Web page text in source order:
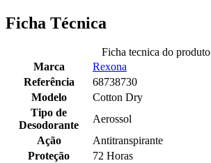
Ficha Técnica
Ficha tecnica do produto
Marca
Rexona
Referência
68738730
Modelo
Cotton Dry
Tipo de
Desodorante
Aerossol
Ação
Antitranspirante
Proteção
72 Horas